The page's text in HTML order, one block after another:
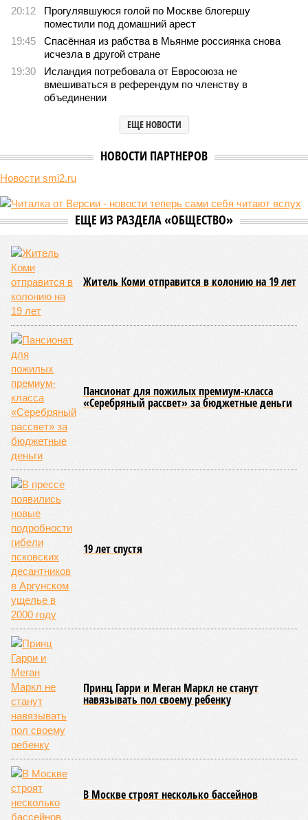
20:12
Прогулявшуюся голой по Москве блогершу
поместили под домашний арест
19:45
Спасённая из рабства в Мьянме россиянка снова
исчезла в другой стране
19:30
Исландия потребовала от Евросоюза не
вмешиваться в референдум по членству в
объединении
ЕЩЕ НОВОСТИ
НОВОСТИ ПАРТНЕРОВ
Новости smi2.ru
ЕЩЕ ИЗ РАЗДЕЛА «ОБЩЕСТВО»
Житель Коми отправится в колонию на 19 лет
Пансионат для пожилых премиум-класса
«Серебряный рассвет» за бюджетные деньги
19 лет спустя
Принц Гарри и Меган Маркл не станут
навязывать пол своему ребенку
В Москве строят несколько бассейнов